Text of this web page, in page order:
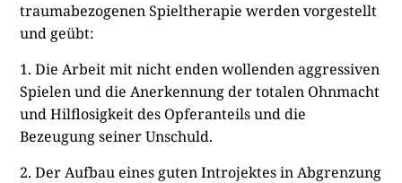
traumabezogenen Spieltherapie werden vorgestellt
und geübt:
1. Die Arbeit mit nicht enden wollenden aggressiven
Spielen und die Anerkennung der totalen Ohnmacht
und Hilflosigkeit des Opferanteils und die
Bezeugung seiner Unschuld.
2. Der Aufbau eines guten Introjektes in Abgrenzung